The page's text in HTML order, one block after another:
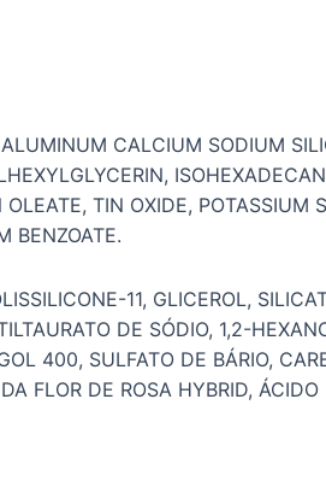
CALCIUM SODIUM
TIN OXIDE, POTASSIUM
BENZOATE.
11, GLICEROL,
DE SÓDIO, 1,2-
400, SULFATO DE BÁRIO,
FLOR DE ROSA HYBRID,